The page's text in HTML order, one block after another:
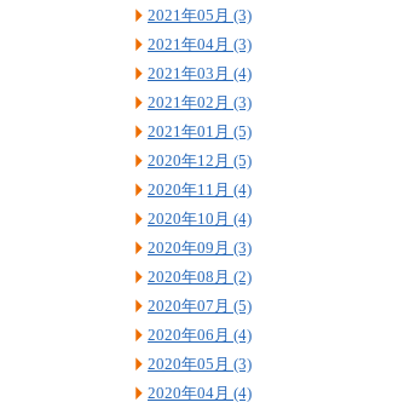
2021年05月 (3)
2021年04月 (3)
2021年03月 (4)
2021年02月 (3)
2021年01月 (5)
2020年12月 (5)
2020年11月 (4)
2020年10月 (4)
2020年09月 (3)
2020年08月 (2)
2020年07月 (5)
2020年06月 (4)
2020年05月 (3)
2020年04月 (4)